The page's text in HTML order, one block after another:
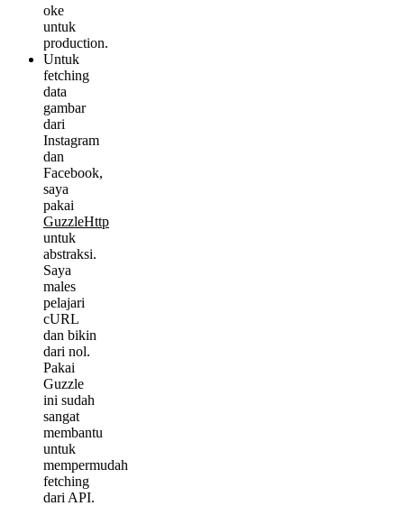
oke
untuk
production.
Untuk
fetching
data
gambar
dari
Instagram
dan
Facebook,
saya
pakai
GuzzleHttp
untuk
abstraksi.
Saya
males
pelajari
cURL
dan bikin
dari nol.
Pakai
Guzzle
ini sudah
sangat
membantu
untuk
mempermudah
fetching
dari API.